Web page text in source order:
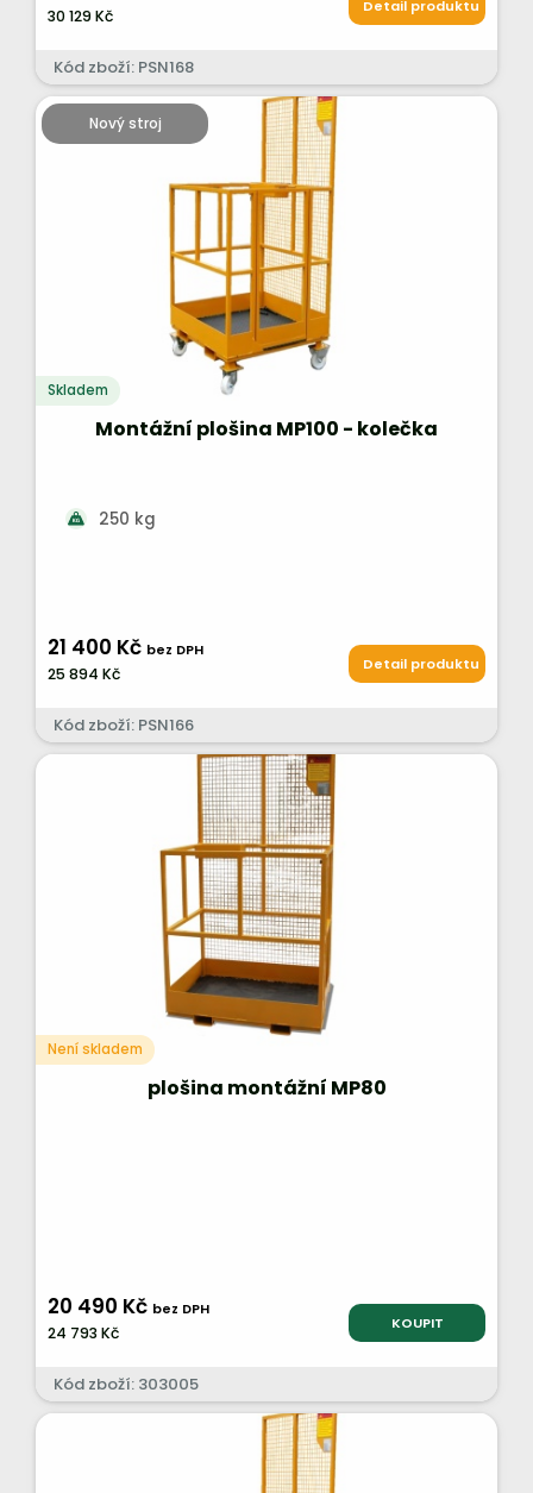
30 129 Kč Detail produktu
Kód zboží: PSN168
Nový stroj
Skladem
Montážní plošina MP100 - kolečka
250 kg
21 400 Kč bez DPH
25 894 Kč Detail produktu
Kód zboží: PSN166
Není skladem
plošina montážní MP80
20 490 Kč bez DPH
24 793 Kč KOUPIT
Kód zboží: 303005